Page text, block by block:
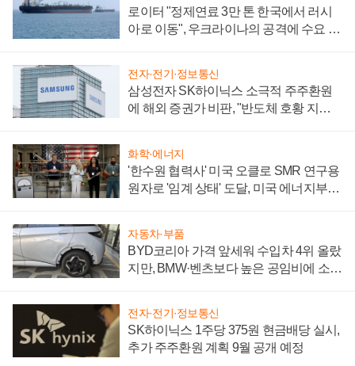
로이터 "정제연료 3만 톤 한국에서 러시
아로 이동", 우크라이나의 공격에 수요 늘
전자·전기·정보통신
삼성전자 SK하이닉스 소극적 주주환원
에 해외 증권가 비판, "반도체 호황 지속
화학·에너지
'한수원 협력사' 미국 오클로 SMR 연구용
원자로 '임계 상태' 도달, 미국 에너지부
자동차·부품
BYD코리아 가격 앞세워 수입차 4위 올랐
지만, BMW·벤츠보다 높은 공임비에 소비
전자·전기·정보통신
SK하이닉스 1주당 375원 현금배당 실시,
추가 주주환원 계획 9월 공개 예정